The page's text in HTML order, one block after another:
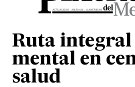
Ruta integral
mental en
salud